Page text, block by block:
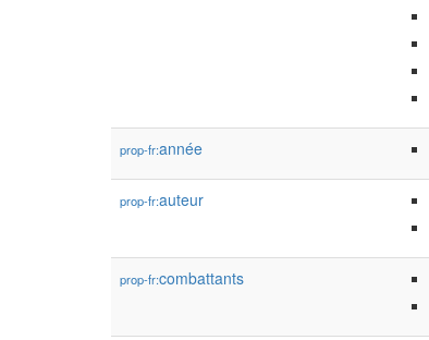
prop-fr:année
prop-fr:auteur
prop-fr:combattants